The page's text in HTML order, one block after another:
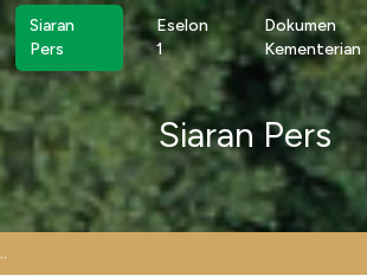
Siaran
Pers
Eselon
1
Dokumen
Kementerian
Siaran Pers
Hutan dan DAS